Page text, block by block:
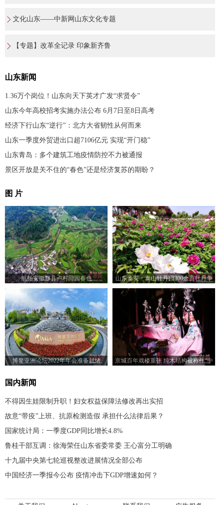
文化山东——中新网山东文化专题
【专题】改革全记录 印象新齐鲁
山东新闻
1.36万个岗位！山东向天下英才广发“求贤令”
山东今年高校招考实施办法公布 6月7日至8日高考
经济下行山东“逆行”：北方大省韧性从何而来
山东一季度外贸进出口超7106亿元 实现“开门稳”
山东青岛：多个建筑工地疫情防控不力被通报
景区开放是关不住的“春色”还是经济复苏的期盼？
图 片
航拍安徽黟县卢村田园春色
山东泰安：泰山牡丹园300余亩牡丹争
相绽放
博鳌亚洲论坛2022年年会准备就绪
京城百年戏楼重张 纯木结构被称作“中
国内新闻
不得因生娃限制升职！妇女权益保障法修改再出实招
故意“带疫”上班、抗原检测造假 承担什么法律后果？
国家统计局：一季度GDP同比增长4.8%
鲁桂干部互调：徐海荣任山东省委常委 王心富分工明确
十九届中央第七轮巡视整改进展情况全部公布
中国经济一季报今公布 疫情冲击下GDP增速如何？